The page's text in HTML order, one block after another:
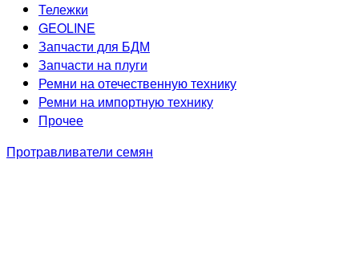
Тележки
GEOLINE
Запчасти для БДМ
Запчасти на плуги
Ремни на отечественную технику
Ремни на импортную технику
Прочее
Протравливатели семян